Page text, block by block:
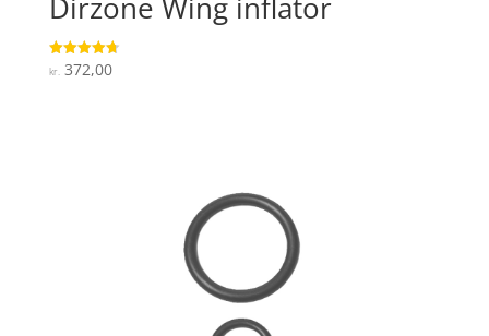
Vurderet
4.7
kr.372,00